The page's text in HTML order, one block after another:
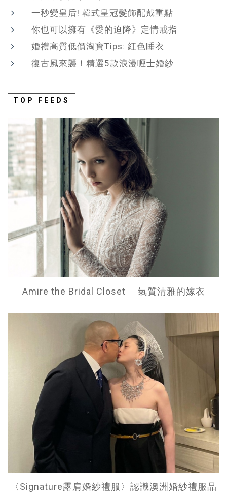
一秒變皇后! 韓式皇冠髮飾配戴重點
你也可以擁有《愛的迫降》定情戒指
婚禮高質低價淘寶Tips: 紅色睡衣
復古風來襲！精選5款浪漫喱士婚紗
TOP FEEDS
Amire the Bridal Closet 氣質清雅的嫁衣
〈Signature露肩婚紗禮服〉認識澳洲婚紗禮服品